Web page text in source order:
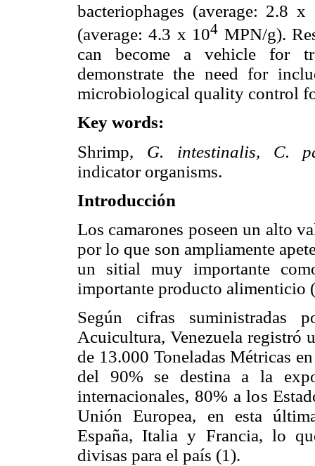
bacteriophages (average: 2.8 x
(average: 4.3 x 104 MPN/g).
can become a vehicle for
demonstrate the need for
microbiological quality control
Key words:
Shrimp, G. intestinalis, C.
indicator organisms.
Introducción
Los camarones poseen un alto
por lo que son ampliamente
un sitial muy importante
importante producto alimenticio
Según cifras
Acuicultura, Venezuela registró
de 13.000 Toneladas Métricas
del 90% se destina a la
internacionales, 80% a los
Unión Europea, en esta
España, Italia y Francia, lo
divisas para el país (1).